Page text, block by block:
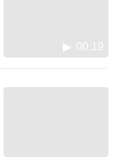
00:19